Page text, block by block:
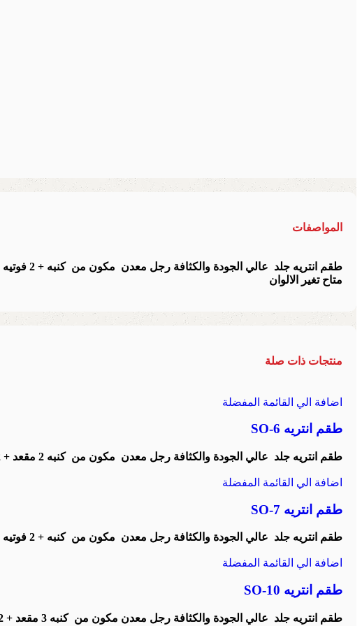
المواصفات
طقم انتريه جلد عالي الجودة والكثافة رجل معدن مكون من كنبه + 2 فوتيه
متاح تغير الالوان
منتجات ذات صلة
اضافة الي القائمة المفضلة
طقم انتريه SO-6
طقم انتريه جلد عالي الجودة والكثافة رجل معدن مكون من كنبه 2 مقعد + 2 فوتيه
اضافة الي القائمة المفضلة
طقم انتريه SO-7
طقم انتريه جلد عالي الجودة والكثافة رجل معدن مكون من كنبه + 2 فوتيه
اضافة الي القائمة المفضلة
طقم انتريه SO-10
طقم انتريه جلد عالي الجودة والكثافة رجل معدن مكون من كنبه 3 مقعد + 2 فوتيه